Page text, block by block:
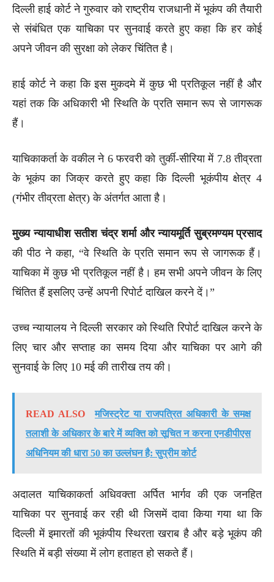
दिल्ली हाई कोर्ट ने गुरुवार को राष्ट्रीय राजधानी में भूकंप की तैयारी
से संबंधित एक याचिका पर सुनवाई करते हुए कहा कि हर कोई
अपने जीवन की सुरक्षा को लेकर चिंतित है।
हाई कोर्ट ने कहा कि इस मुकदमे में कुछ भी प्रतिकूल नहीं है और
यहां तक कि अधिकारी भी स्थिति के प्रति समान रूप से जागरूक
हैं।
याचिकाकर्ता के वकील ने 6 फरवरी को तुर्की-सीरिया में 7.8 तीव्रता
के भूकंप का जिक्र करते हुए कहा कि दिल्ली भूकंपीय क्षेत्र 4
(गंभीर तीव्रता क्षेत्र) के अंतर्गत आता है।
मुख्य न्यायाधीश सतीश चंद्र शर्मा और न्यायमूर्ति सुब्रमण्यम प्रसाद
की पीठ ने कहा, “वे स्थिति के प्रति समान रूप से जागरूक हैं।
याचिका में कुछ भी प्रतिकूल नहीं है। हम सभी अपने जीवन के लिए
चिंतित हैं इसलिए उन्हें अपनी रिपोर्ट दाखिल करने दें।”
उच्च न्यायालय ने दिल्ली सरकार को स्थिति रिपोर्ट दाखिल करने के
लिए चार और सप्ताह का समय दिया और याचिका पर आगे की
सुनवाई के लिए 10 मई की तारीख तय की।
READ ALSO
मजिस्ट्रेट या राजपत्रित अधिकारी के समक्ष
तलाशी के अधिकार के बारे में व्यक्ति को सूचित न करना एनडीपीएस
अधिनियम की धारा 50 का उल्लंघन है: सुप्रीम कोर्ट
अदालत याचिकाकर्ता अधिवक्ता अर्पित भार्गव की एक जनहित
याचिका पर सुनवाई कर रही थी जिसमें दावा किया गया था कि
दिल्ली में इमारतों की भूकंपीय स्थिरता खराब है और बड़े भूकंप की
स्थिति में बड़ी संख्या में लोग हताहत हो सकते हैं।